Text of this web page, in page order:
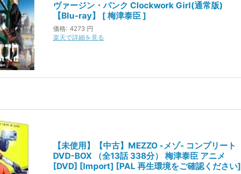
ヴァージン・パンク Clockwork Girl(通常版)
【Blu-ray】 [ 梅津泰臣 ]
価格: 4273 円
楽天で詳細を見る
【未使用】【中古】MEZZO -メゾ- コンプリート
DVD-BOX （全13話 338分） 梅津泰臣 アニメ
[DVD] [Import] [PAL 再生環境をご確認ください]